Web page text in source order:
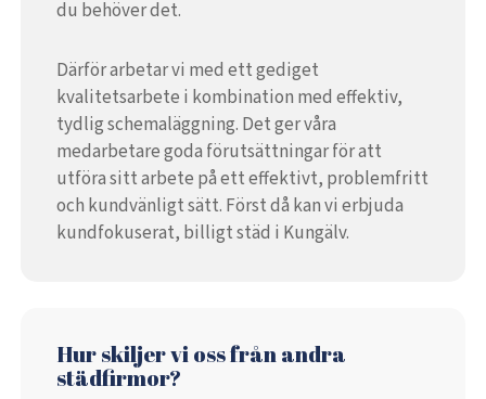
du behöver det.
Därför arbetar vi med ett gediget
kvalitetsarbete i kombination med effektiv,
tydlig schemaläggning. Det ger våra
medarbetare goda förutsättningar för att
utföra sitt arbete på ett effektivt, problemfritt
och kundvänligt sätt. Först då kan vi erbjuda
kundfokuserat, billigt städ i Kungälv.
Hur skiljer vi oss från andra
städfirmor?